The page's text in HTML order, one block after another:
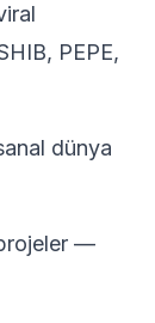
PEPE,
dünya
—